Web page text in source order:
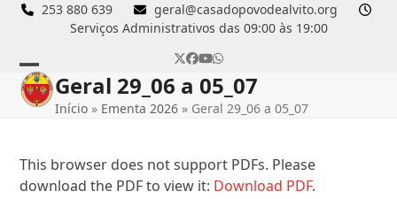
Skip
253 880 639
geral@casadopovodealvito.org
Serviços Administrativos das 09:00 às 19:00
Twitter
Facebook
YouTube
Whatsapp
Open
mobile
Close
mobile
Geral 29_06 a 05_07
Início » Ementa 2026 » Geral 29_06 a 05_07
This browser does not support PDFs. Please
download the PDF to view it: Download PDF.